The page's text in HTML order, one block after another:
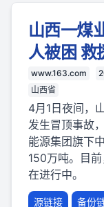
山西一煤
人被困 救
www.163.com
山西省
4月1日夜间，
发生冒顶事故
能源集团旗下
150万吨。目
在进行中。
源链接 备份